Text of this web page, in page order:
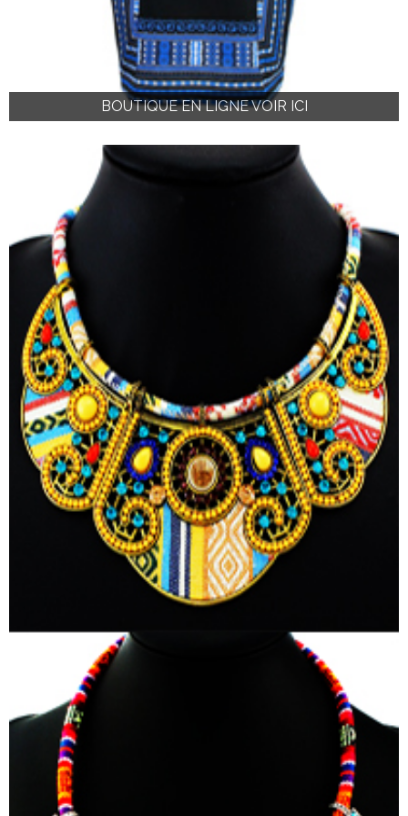
BOUTIQUE EN LIGNE VOIR ICI